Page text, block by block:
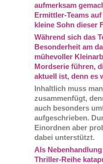
aufmerksam
Ermittler-Teams
kleine Sohn dieser
Während sich das
Besonderheit am
mühevoller
Mordserie führen,
aktuell ist, denn es
Inhaltlich muss
zusammenfügt,
auch besonders
aufgeschrieben.
Einordnen aber
dabei unterstützt.
Als
Thriller-Reihe